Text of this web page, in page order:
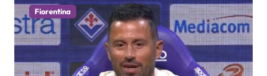
Fiorentina